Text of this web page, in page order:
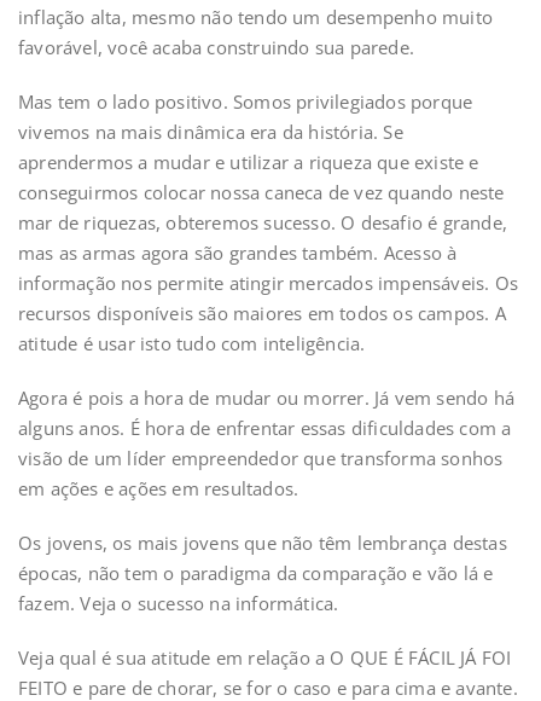
inflação alta, mesmo não tendo um desempenho muito
favorável, você acaba construindo sua parede.
Mas tem o lado positivo. Somos privilegiados porque
vivemos na mais dinâmica era da história. Se
aprendermos a mudar e utilizar a riqueza que existe e
conseguirmos colocar nossa caneca de vez quando neste
mar de riquezas, obteremos sucesso. O desafio é grande,
mas as armas agora são grandes também. Acesso à
informação nos permite atingir mercados impensáveis. Os
recursos disponíveis são maiores em todos os campos. A
atitude é usar isto tudo com inteligência.
Agora é pois a hora de mudar ou morrer. Já vem sendo há
alguns anos. É hora de enfrentar essas dificuldades com a
visão de um líder empreendedor que transforma sonhos
em ações e ações em resultados.
Os jovens, os mais jovens que não têm lembrança destas
épocas, não tem o paradigma da comparação e vão lá e
fazem. Veja o sucesso na informática.
Veja qual é sua atitude em relação a O QUE É FÁCIL JÁ FOI
FEITO e pare de chorar, se for o caso e para cima e avante.